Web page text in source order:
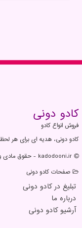
كادو دونی
فروش انواع کادو
کادو دونی، هدیه ای برای هر
صفحات كادو دونی
تبلیغ در كادو دونی
درباره ما
آرشیو كادو دونی